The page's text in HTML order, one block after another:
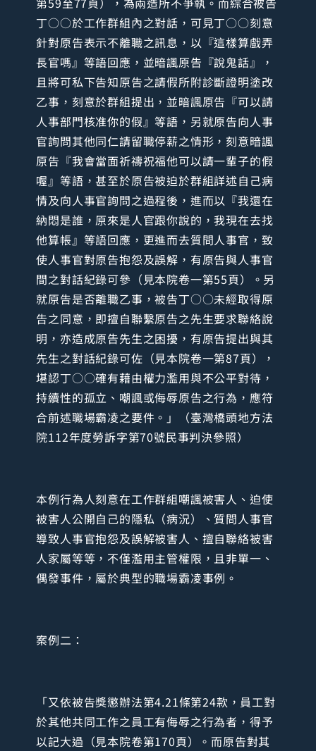
丁○○於工作群組內之對話，可見丁○○刻意
針對原告表示不離職之訊息，以『這樣算戲弄
長官嗎』等語回應，並暗諷原告『說鬼話』，
且將可私下告知原告之請假所附診斷證明塗改
乙事，刻意於群組提出，並暗諷原告『可以請
人事部門核准你的假』等語，另就原告向人事
官詢問其他同仁請留職停薪之情形，刻意暗諷
原告『我會當面祈禱祝福他可以請一輩子的假
喔』等語，甚至於原告被迫於群組詳述自己病
情及向人事官詢問之過程後，進而以『我還在
納悶是誰，原來是人官跟你說的，我現在去找
他算帳』等語回應，更進而去質問人事官，致
使人事官對原告抱怨及誤解，有原告與人事官
間之對話紀錄可參（見本院卷一第55頁）。另
就原告是否離職乙事，被告丁○○未經取得原
告之同意，即擅自聯繫原告之先生要求聯絡說
明，亦造成原告先生之困擾，有原告提出與其
先生之對話紀錄可佐（見本院卷一第87頁），
堪認丁○○確有藉由權力濫用與不公平對待，
持續性的孤立、嘲諷或侮辱原告之行為，應符
合前述職場霸凌之要件。」（臺灣橋頭地方法
院112年度勞訴字第70號民事判決參照）
本例行為人刻意在工作群組嘲諷被害人、迫使
被害人公開自己的隱私（病況）、質問人事官
導致人事官抱怨及誤解被害人、擅自聯絡被害
人家屬等等，不僅濫用主管權限，且非單一、
偶發事件，屬於典型的職場霸凌事例。
案例二：
「又依被告獎懲辦法第4.21條第24款，員工對
於其他共同工作之員工有侮辱之行為者，得予
以記大過（見本院卷第170頁）。而原告對其